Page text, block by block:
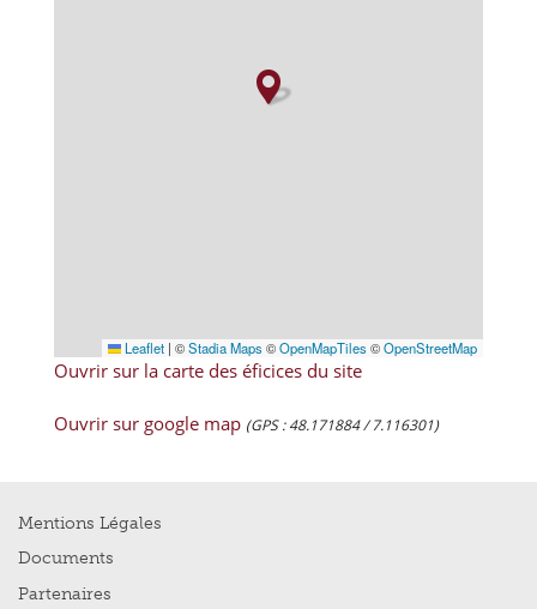
Leaflet | ©Stadia Maps ©OpenMapTiles ©OpenStreetMap
Ouvrir sur la carte des éficices du site
Ouvrir sur google map (GPS : 48.171884 / 7.116301)
Mentions Légales
Documents
Partenaires